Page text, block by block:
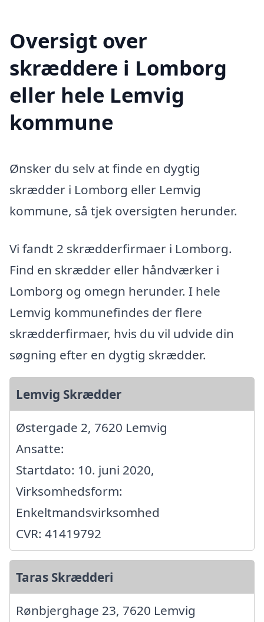
Oversigt over
skræddere i Lomborg
eller hele Lemvig
kommune
Ønsker du selv at finde en dygtig
skrædder i Lomborg eller Lemvig
kommune, så tjek oversigten herunder.
Vi fandt 2 skrædderfirmaer i Lomborg.
Find en skrædder eller håndværker i
Lomborg og omegn herunder. I hele
Lemvig kommunefindes der flere
skrædderfirmaer, hvis du vil udvide din
søgning efter en dygtig skrædder.
Lemvig Skrædder
Østergade 2, 7620 Lemvig
Ansatte:
Startdato: 10. juni 2020,
Virksomhedsform:
Enkeltmandsvirksomhed
CVR: 41419792
Taras Skrædderi
Rønbjerghage 23, 7620 Lemvig